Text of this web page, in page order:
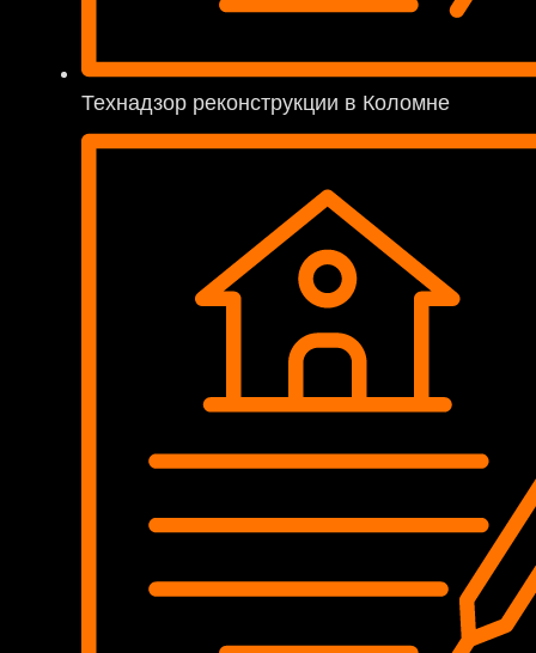
Технадзор реконструкции в Коломне